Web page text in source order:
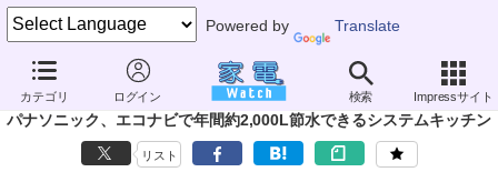
Powered by Translate
カテゴリ ログイン 検索 Impressサイト
家電 Watch 生活家電 キッチン家電
IHクッキングヒーター
パナソニック、エコナビで年間約2,000L節水できるシステムキッチン
リスト